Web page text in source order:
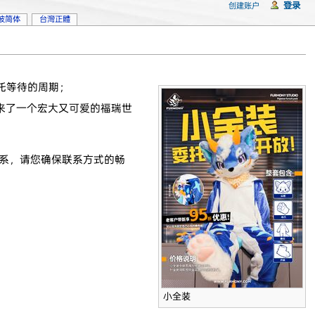
小全装
待的周期；
了一个宏大又可爱的福瑞世
，请您确保联系方式的畅
简体 台灣正體
创建账户 登录